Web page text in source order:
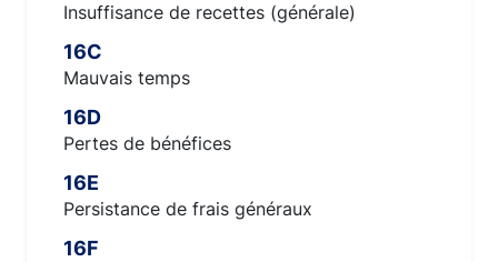
Insuffisance de recettes (générale)
16C
Mauvais temps
16D
Pertes de bénéfices
16E
Persistance de frais généraux
16F